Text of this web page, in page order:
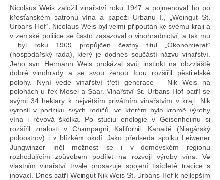
Nicolaus Weis založil vinařství roku 1947 a pojmenoval ho po
křesťanském patronu vína a papeži Urbanu I., „Weingut St.
Urbans-Hof“. Nicolaus Weis byl velmi připoután ke svému kraji a
v zemské politice se často zasazoval o vinohradnictví, a tak mu
byl roku 1969 propůjčen čestný titul „Ökonomierat“
(hospodářský rada), který je dodnes součástí názvu vinařství.
Jeho syn Hermann Weis prokázal svůj instinkt na obzvláště
dobré vinohrady a se svou ženou Idou rozšířil pěstitelské
polohy. Nyní vede vinařství třetí generace – Nik Weis na
polohách u řek Mosel a Saar. Vinařství St. Urbans-Hof patří se
svými 34 hektary k největším privátním vinařstvím v kraji. Nik
vyrostl v podniku svých rodičů, ve kterém byla kromě výroby
vína i révová školka. Po studiu enologie v Geisenheimu si
rozšířil znalosti v Champagni, Kalifornii, Kanadě (Niagárský
poloostrov) i v blízkém okolí. Jako předseda spolku Leiwener
Jungwinzer měl možnost se i v domovském regionu
rozhodujícím způsobem podílet na rozvoji výroby vína. Ve
vlastním vinařství trvale prosazuje spojení tisícileté tradice s
inovací. Dnes patří Weingut Nik Weis St. Urbans-Hof k nejlepším